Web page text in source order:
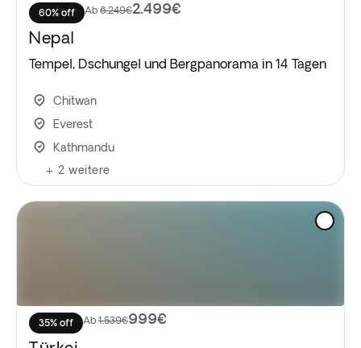
60% off Ab 6.249€2.499€
Nepal
Tempel, Dschungel und Bergpanorama in 14 Tagen
Chitwan
Everest
Kathmandu
+ 2 weitere
35% off Ab 1.539€999€